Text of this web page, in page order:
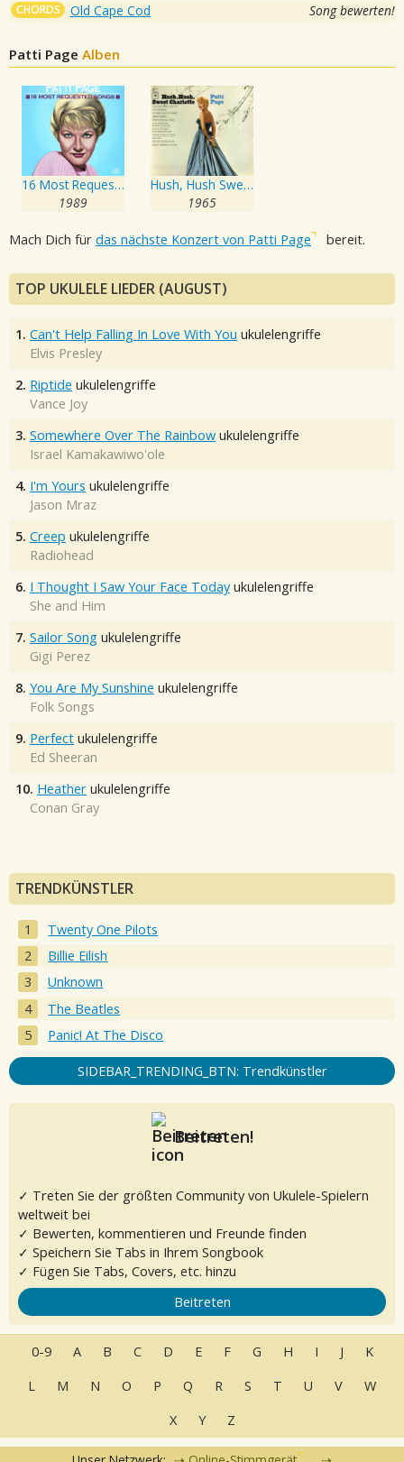
CHORDS Old Cape Cod Song bewerten!
Patti Page Alben
16 Most Requested Songs
1989
Hush, Hush Sweet Charlotte
1965
Mach Dich für das nächste Konzert von Patti Page bereit.
TOP UKULELE LIEDER (AUGUST)
1. Can't Help Falling In Love With You ukulelengriffe
Elvis Presley
2. Riptide ukulelengriffe
Vance Joy
3. Somewhere Over The Rainbow ukulelengriffe
Israel Kamakawiwo'ole
4. I'm Yours ukulelengriffe
Jason Mraz
5. Creep ukulelengriffe
Radiohead
6. I Thought I Saw Your Face Today ukulelengriffe
She and Him
7. Sailor Song ukulelengriffe
Gigi Perez
8. You Are My Sunshine ukulelengriffe
Folk Songs
9. Perfect ukulelengriffe
Ed Sheeran
10. Heather ukulelengriffe
Conan Gray
TRENDKÜNSTLER
Twenty One Pilots
Billie Eilish
Unknown
The Beatles
Panic! At The Disco
SIDEBAR_TRENDING_BTN: Trendkünstler
Beitreten!
✓ Treten Sie der größten Community von Ukulele-Spielern
weltweit bei
✓ Bewerten, kommentieren und Freunde finden
✓ Speichern Sie Tabs in Ihrem Songbook
✓ Fügen Sie Tabs, Covers, etc. hinzu
Beitreten
0-9 A B C D E F G H I J
K
L
M N O P Q R S T U V
W
X
Y Z